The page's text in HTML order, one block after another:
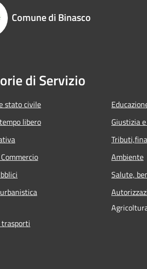
Comune di Binasco
di Servizio
stato civile
libero
Giustizia
Ambiente
Salute,